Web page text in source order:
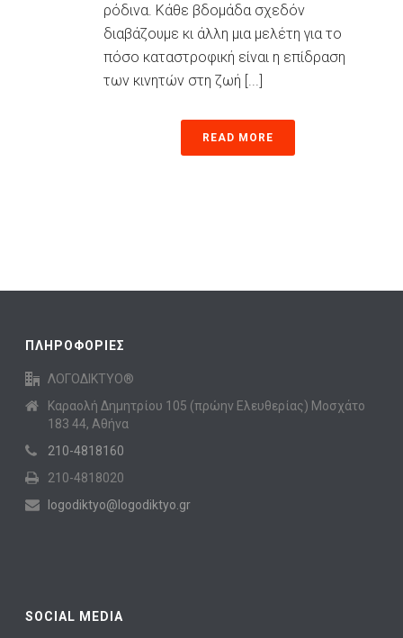
ρόδινα. Κάθε βδομάδα σχεδόν
διαβάζουμε κι άλλη μια μελέτη για το
πόσο καταστροφική είναι η επίδραση
των κινητών στη ζωή [...]
READ MORE
ΠΛΗΡΟΦΟΡΙΕΣ
ΛΟΓΟΔΙΚΤΥΟ®
Καραολή Δημητρίου 105 (πρώην Ελευθερίας) Μοσχάτο
183 44, Αθήνα
210-4818160
210-4818020
logodiktyo@logodiktyo.gr
SOCIAL MEDIA